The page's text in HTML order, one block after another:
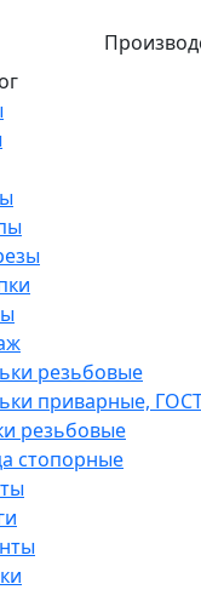
резьбовые
приварные,
резьбовые
стопорные